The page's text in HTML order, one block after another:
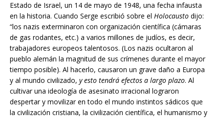
Estado de Israel, un 14 de mayo de 1948, una fecha infausta
en la historia. Cuando Serge escribió sobre el Holocausto dijo:
“los nazis exterminaron con organización científica (cámaras
de gas rodantes, etc.) a varios millones de judíos, es decir,
trabajadores europeos talentosos. (Los nazis ocultaron al
pueblo alemán la magnitud de sus crímenes durante el mayor
tiempo posible). Al hacerlo, causaron un grave daño a Europa
y al mundo civilizado, y esto tendrá efectos a largo plazo. Al
cultivar una ideología de asesinato irracional lograron
despertar y movilizar en todo el mundo instintos sádicos que
la civilización cristiana, la civilización científica, el humanismo y